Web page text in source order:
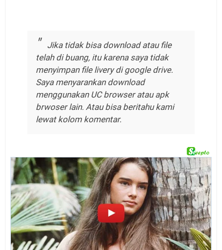
Jika tidak bisa download atau file
telah di buang, itu karena saya tidak
menyimpan file livery di google drive.
Saya menyarankan download
menggunakan UC browser atau apk
brwoser lain. Atau bisa beritahu kami
lewat kolom komentar.